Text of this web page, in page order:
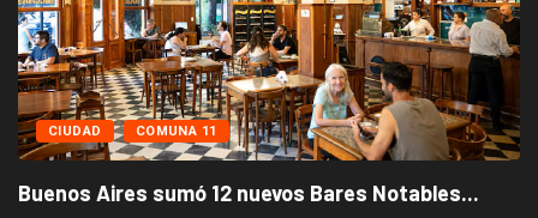
CIUDAD COMUNA 11
Buenos Aires sumó 12 nuevos Bares Notables...